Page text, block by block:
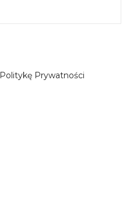
Politykę Prywatności